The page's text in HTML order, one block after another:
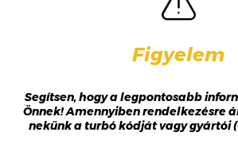
Figyelem
Segítsen, hogy a legpontosabb
Önnek! Amennyiben rendelkezésre
nekünk a turbó kódját vagy gyártói